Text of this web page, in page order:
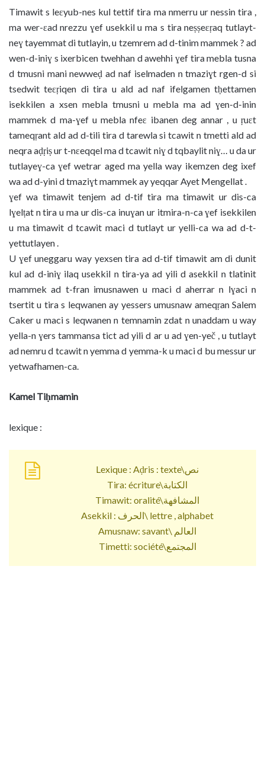
Timawit s leɛyub-nes kul tettif tira ma nmerru ur nessin tira ,
ma wer-ɛad nrezzu ɣef usekkil u ma s tira neṣṣeɛṛaq tutlayt-
neɣ tayemmat di tutlayin, u tzemrem ad d-tinim mammek ? ad
wen-d-iniɣ s ixerbicen twehhan d awehhi ɣef tira mebla tusna
d tmusni mani newweḍ ad naf iselmaden n tmaziɣt rgen-d si
tsedwit teɛṛiqen di tira u ald ad naf ifelgamen tḥettamen
isekkilen a xsen mebla tmusni u mebla ma ad ɣen-d-inin
mammek d ma-ɣef u mebla nfeɛ ibanen deg annar , u ṛuɛt
tameqṛant ald ad d-tili tira d tarewla si tcawit n tmetti ald ad
neqra aḍṛiṣ ur t-nɛeqqel ma d tcawit niɣ d tqbaylit niɣ… u da ur
tutlayeɣ-ca ɣef wetrar aged ma yella way ikemzen deg ixef
wa ad d-yini d tmaziɣt mammek ay yeqqar Ayet Mengellat .
ɣef wa timawit tenjem ad d-tif tira ma timawit ur dis-ca
lɣelṭat n tira u ma ur dis-ca inuɣan ur itmira-n-ca ɣef isekkilen
u ma timawit d tcawit maci d tutlayt ur yelli-ca wa ad d-t-
yettutlayen .
U ɣef uneggaru way yexsen tira ad d-tif timawit am di dunit
kul ad d-iniɣ ilaq usekkil n tira-ya ad yili d asekkil n tlatinit
mammek ad t-fran imusnawen u maci d aherrar n lɣaci n
tsertit u tira s leqwanen ay yessers umusnaw ameqṛan Salem
Caker u maci s leqwanen n temnamin zdat n unaddam u way
yella-n ɣers tammansa tict ad yili d ar u ad ɣen-yeč , u tutlayt
ad nemru d tcawit n yemma d yemma-k u maci d bu messur ur
yetwafhamen-ca.
Kamel Tiḥmamin
lexique :
Lexique : Aḍris : texte\نص
Tira: écriture\الكتابة
Timawit: oralité\المشافهة
Asekkil : الحرف\ lettre , alphabet
Amusnaw: savant\ العالم
Timetti: société\المجتمع